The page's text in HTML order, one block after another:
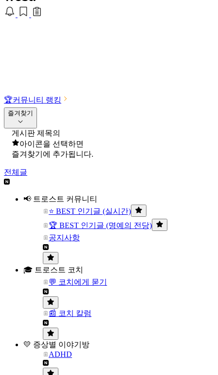
🏆커뮤니티 랭킹
즐겨찾기
게시판 제목의
아이콘을 선택하면
즐겨찾기에 추가됩니다.
전체글
📢 트로스트 커뮤니티
⭐ BEST 인기글 (실시간)
🏆 BEST 인기글 (명예의 전당)
공지사항
🎓 트로스트 코치
💬 코치에게 묻기
📰 코치 칼럼
💛 증상별 이야기방
ADHD